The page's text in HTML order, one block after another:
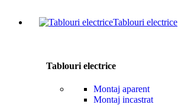
Tablouri electrice
Tablouri electrice
Montaj aparent
Montaj incastrat